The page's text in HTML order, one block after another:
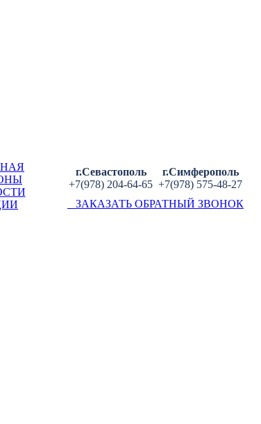
г.Севастополь
+7(978) 204-64-65
г.Симферополь
+7(978) 575-48-27
ЗАКАЗАТЬ ОБРАТНЫЙ ЗВОНОК